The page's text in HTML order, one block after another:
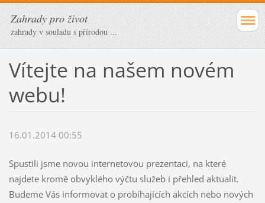
Zahrady pro život
zahrady v souladu s přírodou ...
Vítejte na našem novém
webu!
16.01.2014 00:55
Spustili jsme novou internetovou prezentaci, na které
najdete kromě obvyklého výčtu služeb i přehled aktualit.
Budeme Vás informovat o probíhajících akcích nebo nových